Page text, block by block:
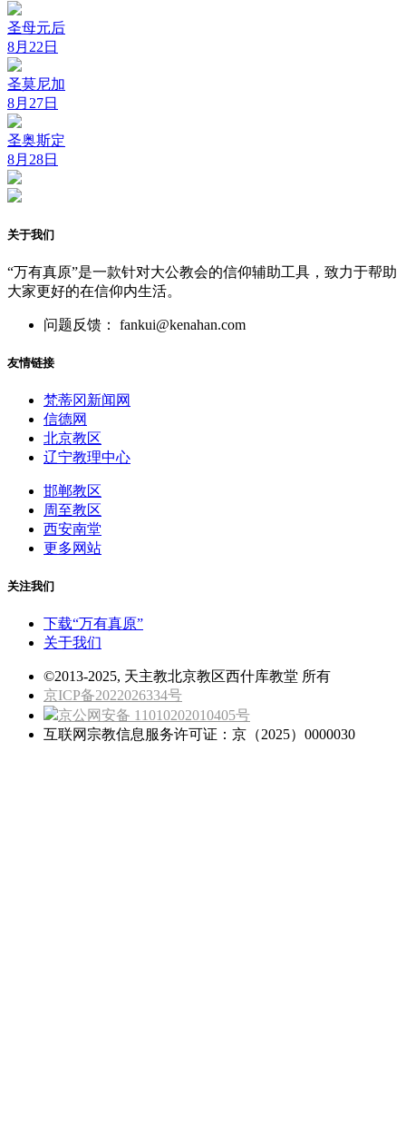
圣母元后
8月22日
圣莫尼加
8月27日
圣奥斯定
8月28日
关于我们
“万有真原”是一款针对大公教会的信仰辅助工具，致力于帮助
大家更好的在信仰内生活。
问题反馈： fankui@kenahan.com
友情链接
梵蒂冈新闻网
信德网
北京教区
辽宁教理中心
邯郸教区
周至教区
西安南堂
更多网站
关注我们
下载“万有真原”
关于我们
©2013-2025, 天主教北京教区西什库教堂 所有
京ICP备2022026334号
京公网安备 11010202010405号
互联网宗教信息服务许可证：京（2025）0000030